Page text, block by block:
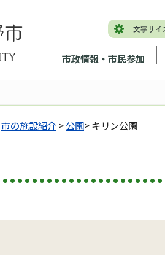
市政情報・市民参加
市の施設紹介>公園> キリン公園